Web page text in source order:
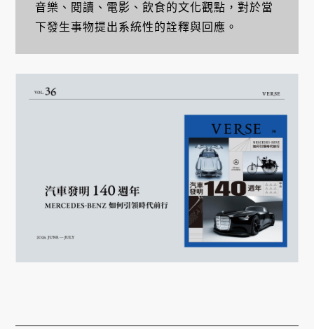
音樂、閱讀、電影、飲食的文化觀點，對於當
下發生事物提出系統性的詮釋與回應。